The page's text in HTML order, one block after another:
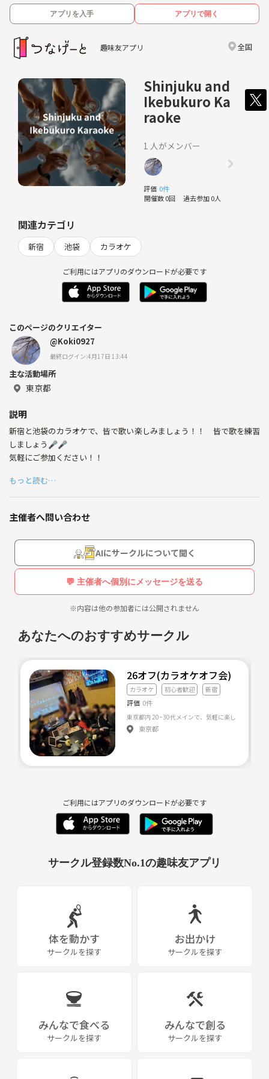
アプリを入手 アプリで開く
趣味友アプリ 全国
Shinjuku and
Ikebukuro Ka
raoke
1 人がメンバー
評価 0件
開催数 0回 過去参加 0人
関連カテゴリ
新宿 池袋 カラオケ
ご利用にはアプリのダウンロードが必要です
このページのクリエイター
@Koki0927
最終ログイン:4月17日 13:44
主な活動場所
東京都
説明
新宿と池袋のカラオケで、皆で歌い楽しみましょう！！ 皆で歌を練習
しましょう🎤🎤
気軽にご参加ください！！
もっと読む…
主催者へ問い合わせ
AIにサークルについて聞く
💬 主催者へ個別にメッセージを送る
※内容は他の参加者には公開されません
あなたへのおすすめサークル
26オフ(カラオケオフ会)
カラオケ 初心者歓迎 新宿
評価 0件
東京都
ご利用にはアプリのダウンロードが必要です
サークル登録数No.1の趣味友アプリ
体を動かす
サークルを探す
お出かけ
サークルを探す
みんなで食べる
サークルを探す
みんなで創る
サークルを探す